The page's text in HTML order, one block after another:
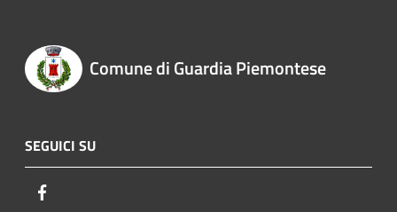
Comune di Guardia Piemontese
SEGUICI SU